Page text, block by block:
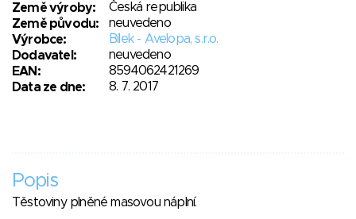
Země výroby:
Česká republika
Země původu:
neuvedeno
Výrobce:
Bílek - Avelopa, s.r.o.
Dodavatel:
neuvedeno
EAN:
8594062421269
Data ze dne:
8. 7. 2017
Popis
Těstoviny plněné masovou náplní.